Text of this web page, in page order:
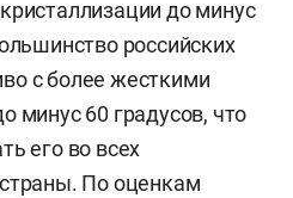
до минус
российских
с более жесткими
минус 60 градусов, что
его во всех
По оценкам